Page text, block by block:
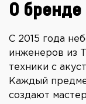
О бренде
С 2015 года
инженеров из
техники с
Каждый
создают